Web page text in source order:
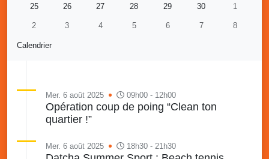
Calendrier
25 26 27 28 29 30 1
2 3 4 5 6 7 8
Mer. 6 août 2025 09h00 - 12h00
Opération coup de poing “Clean ton
quartier !”
Mer. 6 août 2025 18h30 - 21h30